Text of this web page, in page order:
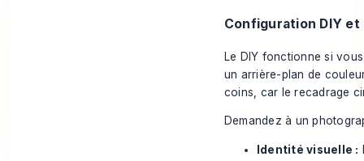
Configuration DIY
Le DIY fonctionne si
un arrière-plan de
coins, car le recadrage
Demandez à un
Identité visuelle :